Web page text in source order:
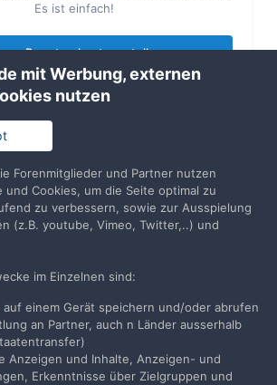
Es ist einfach!
Benutzerkonto erstellen
ein Benutzerkonto? Melde Dich hier an.
Jetzt anmelden
Folgen
mit Werbung, externen
nutzen
Forenmitglieder und Partner nutzen
Cookies, um die Seite optimal zu
zu verbessern, sowie zur Ausspielung
(z.B. youtube, Vimeo, Twitter,..) und
im Einzelnen sind:
auf einem Gerät speichern und/oder abrufen
an Partner, auch n Länder ausserhalb
Anzeigen und Inhalte, Anzeigen- und
Erkenntnisse über Zielgruppen und